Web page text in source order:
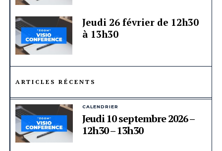
Jeudi 26 février de 12h30
à 13h30
ARTICLES RÉCENTS
CALENDRIER
Jeudi 10 septembre 2026 –
12h30 – 13h30